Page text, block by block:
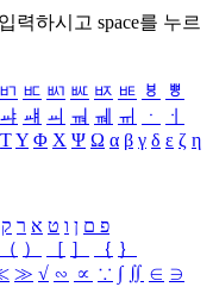
력하시고 space를 누르
ㅲ ㅳ ㅴ ㅵ ㅶ ㅷ ㅸ
ㅹ
ㆇ ㆈ ㆉ ㆊ ㆋ ㆌ ㆍ
ㆎ
ΤΥ Φ Χ Ψ Ω α β γ δ ε ζ η
פ ם ן ו ט א ר ק
（ ） ［ ］ ｛ ｝
≫ √ ∽ ∝ ∵ ∫ ∬ ∈ ∋